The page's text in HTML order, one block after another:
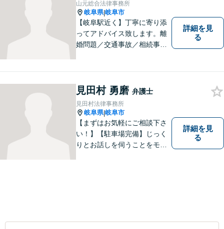
話ください【駐車場完備】
山元総合法律事務所
岐阜県|岐阜市
【岐阜駅近く】丁寧に寄り添
ってアドバイス致します。離
婚問題／交通事故／相続事件
対応するため、必要な場合に
は他事務所の弁護士と連携し
ます。ご相談下さい。
詳細を見
る
見田村 勇磨 弁護士
見田村法律事務所
岐阜県|岐阜市
【まずはお気軽にご相談下さ
い！】【駐車場完備】じっく
りとお話しを伺うことをモッ
詳細を見
る